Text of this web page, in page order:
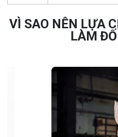
VÌ SAO NÊN LỰA
LÀM